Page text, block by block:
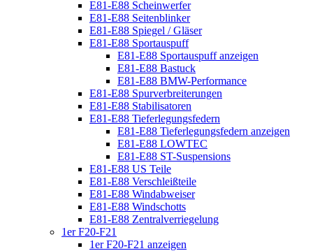
E81-E88 Scheinwerfer
E81-E88 Seitenblinker
E81-E88 Spiegel / Gläser
E81-E88 Sportauspuff
E81-E88 Sportauspuff anzeigen
E81-E88 Bastuck
E81-E88 BMW-Performance
E81-E88 Spurverbreiterungen
E81-E88 Stabilisatoren
E81-E88 Tieferlegungsfedern
E81-E88 Tieferlegungsfedern anzeigen
E81-E88 LOWTEC
E81-E88 ST-Suspensions
E81-E88 US Teile
E81-E88 Verschleißteile
E81-E88 Windabweiser
E81-E88 Windschotts
E81-E88 Zentralverriegelung
1er F20-F21
1er F20-F21 anzeigen